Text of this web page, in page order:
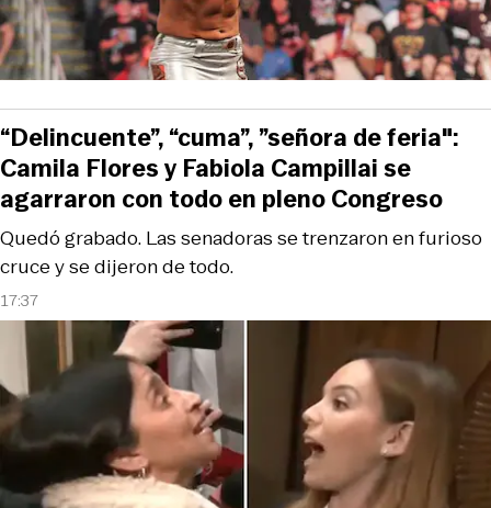
17:37
Quedó grabado. Las senadoras se trenzaron en furioso
cruce y se dijeron de todo.
“Delincuente”, “cuma”, ”señora de feria":
Camila Flores y Fabiola Campillai se
agarraron con todo en pleno Congreso